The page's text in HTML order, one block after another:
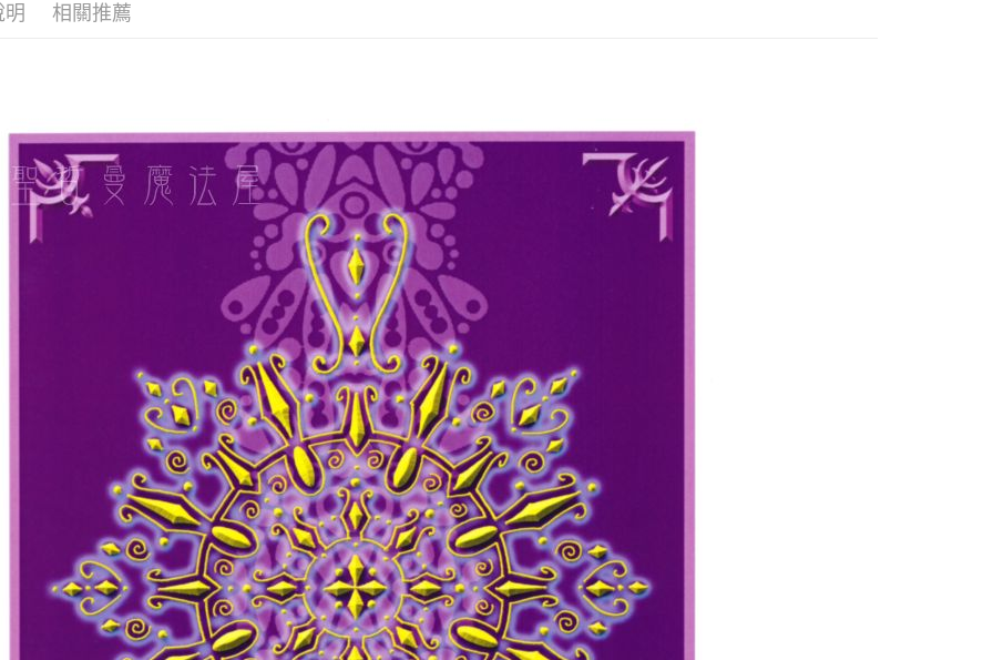
賣家宅配幫您送（台灣）
每筆NT$80，滿NT$3,000(含以上)免運費
郵局幫你送（離島）
每筆NT$80，滿NT$3,000(含以上)免運費
付款後門市自取
免運費
明 相關推薦